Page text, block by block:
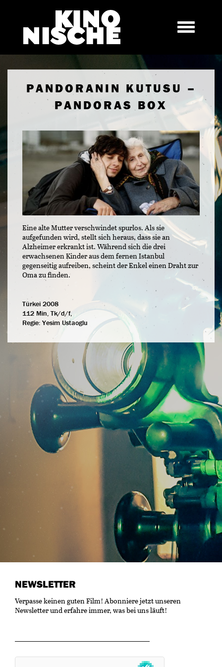
PANDORANIN KUTUSU –
PANDORAS BOX
Eine alte Mutter verschwindet spurlos. Als sie
aufgefunden wird, stellt sich heraus, dass sie an
Alzheimer erkrankt ist. Während sich die drei
erwachsenen Kinder aus dem fernen Istanbul
gegenseitig aufreiben, scheint der Enkel einen Draht zur
Oma zu finden.
Türkei 2008
112 Min, Tk/d/f,
Regie: Yesim Ustaoglu
NEWSLETTER
Verpasse keinen guten Film! Abonniere jetzt unseren
Newsletter und erfahre immer, was bei uns läuft!